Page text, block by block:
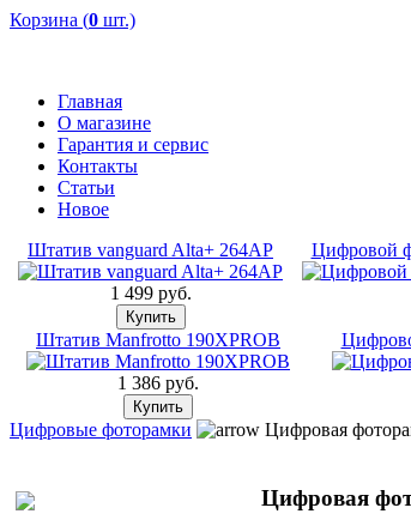
Корзина (0 шт.)
Главная
О магазине
Гарантия и сервис
Контакты
Статьи
Новое
Штатив vanguard Alta+ 264AP
1 499 pуб.
Цифровой
Штатив Manfrotto 190XPROB
1 386 pуб.
Цифровые фоторамки Цифровая
Цифровая